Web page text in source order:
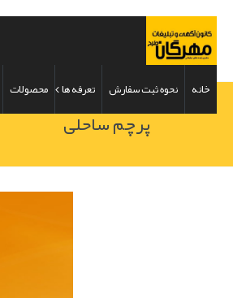
خانه نحوه ثبت سفارش تعرفه ها محصولات
پرچم ساحلی